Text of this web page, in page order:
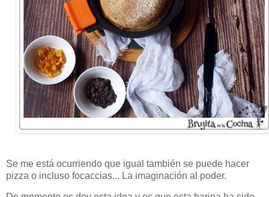
Se me está ocurriendo que igual también se puede hacer
pizza o incluso focaccias... La imaginación al poder.